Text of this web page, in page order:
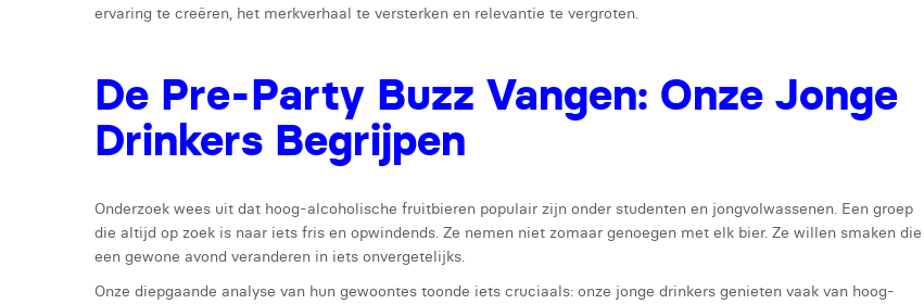
ervaring te creëren, het merkverhaal te versterken en relevantie te vergroten.
De Pre-Party Buzz Vangen: Onze Jonge
Drinkers Begrijpen
Onderzoek wees uit dat hoog-alcoholische fruitbieren populair zijn onder studenten en jongvolwassenen. Een groep
die altijd op zoek is naar iets fris en opwindends. Ze nemen niet zomaar genoegen met elk bier. Ze willen smaken die
een gewone avond veranderen in iets onvergetelijks.
Onze diepgaande analyse van hun gewoontes toonde iets cruciaals: onze jonge drinkers genieten vaak van hoog-